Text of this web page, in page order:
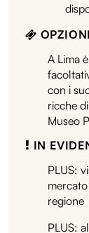
A Lima
con i
ricche
Museo
IN
PLUS:
regione
PLUS: